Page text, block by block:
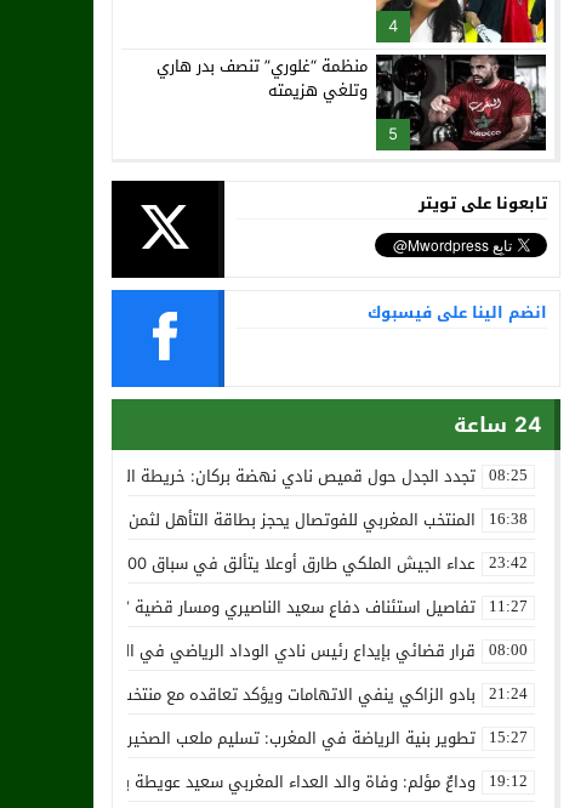
4
5
منظمة “غلوري” تنصف بدر هاري
وتلغي هزيمته
تابعونا على تويتر
انضم الينا على فيسبوك
24 ساعة
08:25 تجدد الجدل حول قميص نادي نهضة بركان: خريطة المغرب تثير استياء
16:38 المنتخب المغربي للفوتصال يحجز بطاقة التأهل لثمن نهائي مونديال
23:42 عداء الجيش الملكي طارق أوعلا يتألق في سباق 4200 متر بمدينة سلا
11:27 تفاصيل استئناف دفاع سعيد الناصيري ومسار قضية ‘بارون المخدرات
08:00 قرار قضائي بإيداع رئيس نادي الوداد الرياضي في السجن في قضية
21:24 بادو الزاكي ينفي الاتهامات ويؤكد تعاقده مع منتخب النيجر دون تكفل
15:27 تطوير بنية الرياضة في المغرب: تسليم ملعب الصخيرات بالعشب
19:12 وداعٌ مؤلم: وفاة والد العداء المغربي سعيد عويطة بعد صراع طويل